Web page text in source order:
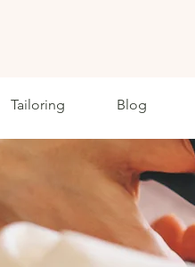
Tailoring Blog